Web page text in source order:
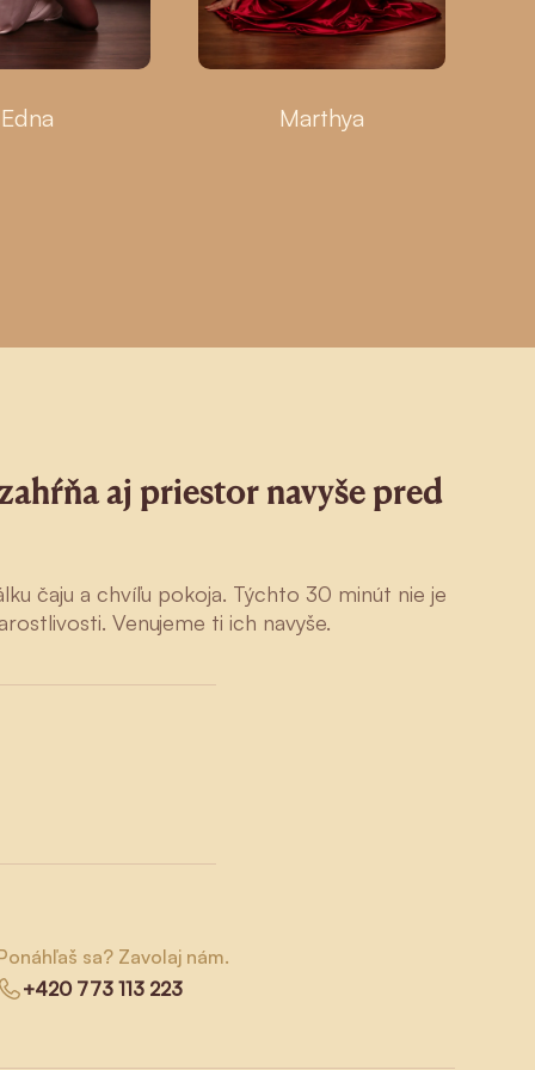
Edna Marthya
aj priestor navyše pred
čaju a chvíľu pokoja. Týchto 30 minút nie je
Venujeme ti ich navyše.
sa? Zavolaj nám.
+420 773 113 223